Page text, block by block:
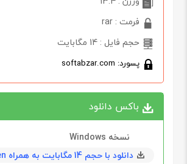
فرمت : rar
حجم فایل : 14 مگابایت
پسورد: softabzar.com
باکس دانلود
نسخه Windows
دانلود با حجم 14 مگابايت به همراه Keygen